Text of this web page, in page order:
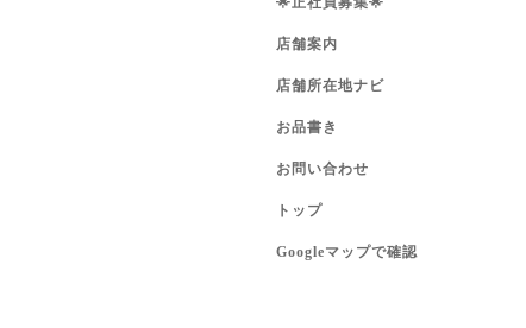
店舗案内
店舗所在地ナビ
お品書き
お問い合わせ
トップ
Googleマップで確認